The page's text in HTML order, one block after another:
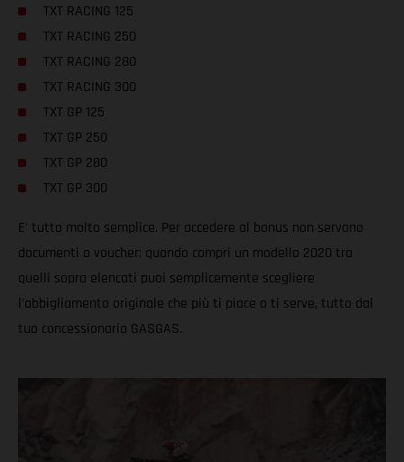
TXT RACING 125
TXT RACING 250
TXT RACING 280
TXT RACING 300
TXT GP 125
TXT GP 250
TXT GP 280
TXT GP 300
E' tutto molto semplice. Per accedere al bonus non servono
documenti o voucher: quando compri un modello 2020 tra
quelli sopra elencati puoi semplicemente scegliere
l'abbigliamento originale che più ti piace o ti serve, tutto dal
tuo concessionario GASGAS.